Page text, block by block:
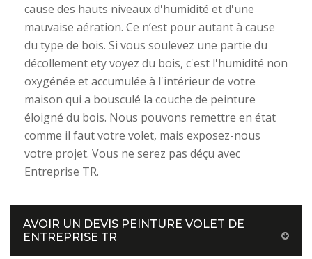
cause des hauts niveaux d'humidité et d'une
mauvaise aération. Ce n’est pour autant à cause
du type de bois. Si vous soulevez une partie du
décollement ety voyez du bois, c'est l'humidité non
oxygénée et accumulée à l'intérieur de votre
maison qui a bousculé la couche de peinture
éloigné du bois. Nous pouvons remettre en état
comme il faut votre volet, mais exposez-nous
votre projet. Vous ne serez pas déçu avec
Entreprise TR.
AVOIR UN DEVIS PEINTURE VOLET DE
ENTREPRISE TR